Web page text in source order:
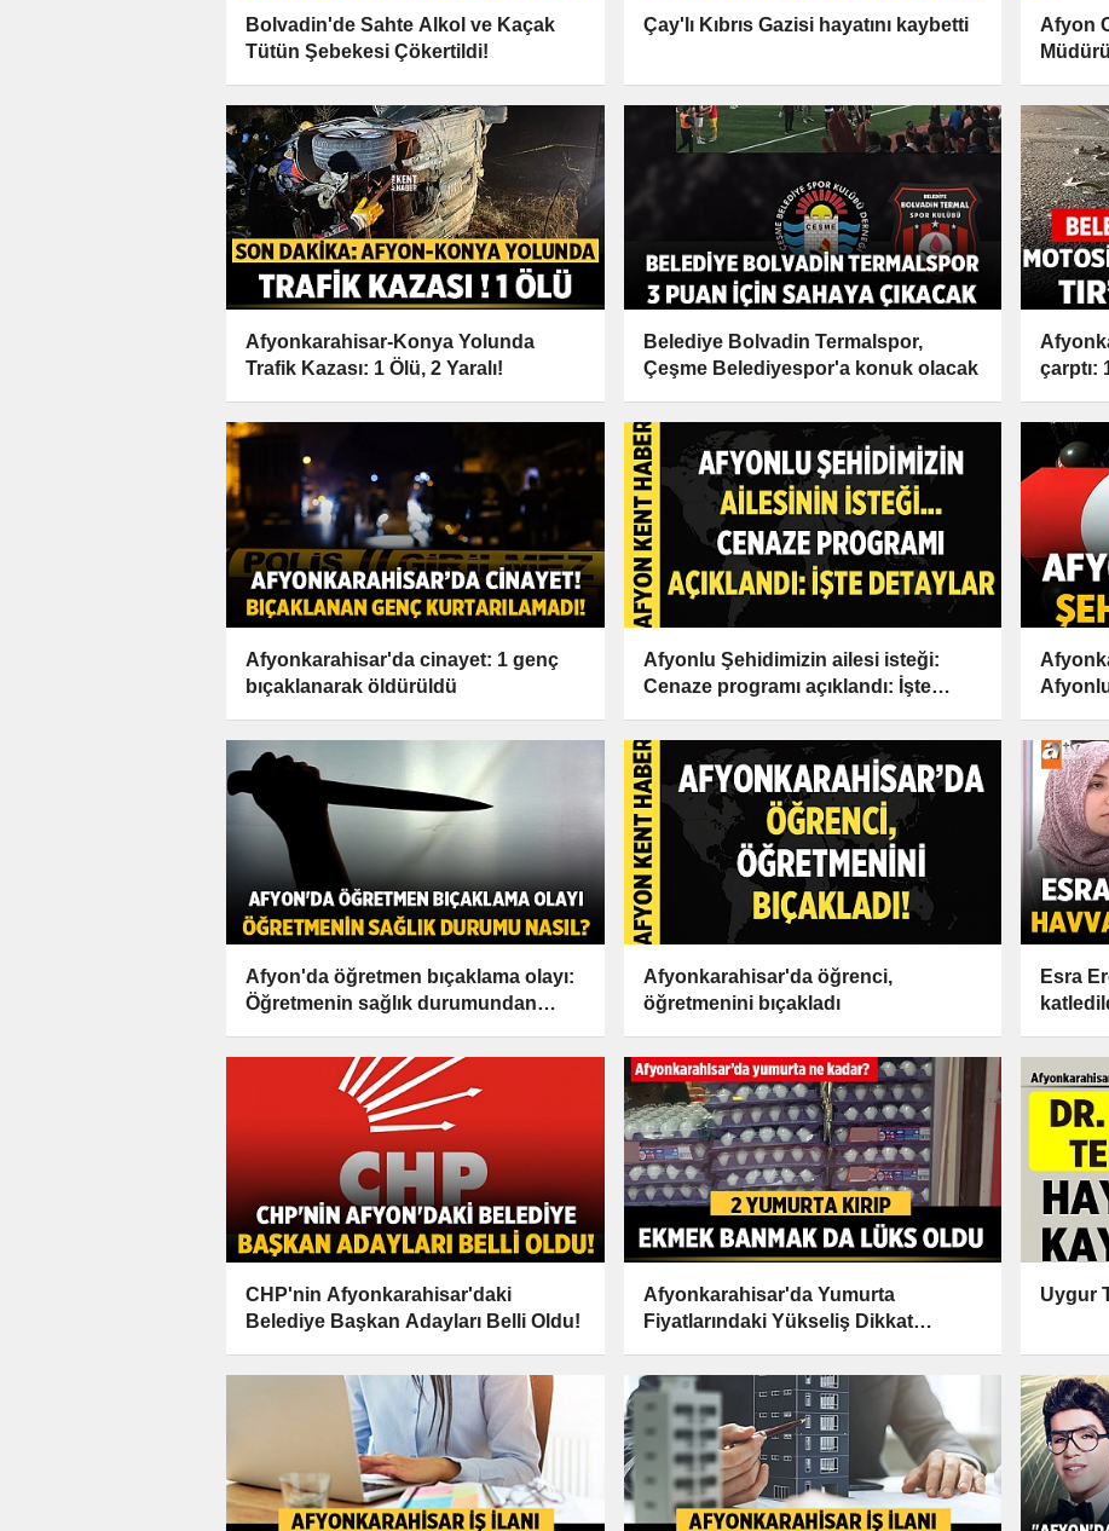
Bolvadin'de Sahte Alkol ve Kaçak
Tütün Şebekesi Çökertildi!
Çay'lı Kıbrıs Gazisi hayatını kaybetti
Afyon
Afyonkarahisar-Konya Yolunda
Trafik Kazası: 1 Ölü, 2 Yaralı!
Belediye Bolvadin Termalspor,
Çeşme Belediyespor'a konuk olacak
çarptı:
Afyonkarahisar'da cinayet: 1 genç
bıçaklanarak öldürüldü
Afyonlu Şehidimizin ailesi isteği:
Cenaze programı açıklandı: İşte
Afyon'da öğretmen bıçaklama olayı:
Öğretmenin sağlık durumundan
Afyonkarahisar'da öğrenci,
öğretmenini bıçakladı
Esra
CHP'nin Afyonkarahisar'daki
Belediye Başkan Adayları Belli Oldu!
Afyonkarahisar'da Yumurta
Fiyatlarındaki Yükseliş Dikkat
Uygur